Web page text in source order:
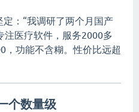
：“我调研了两个月国产
注医疗软件，服务2000多
，功能不含糊。性价比远超
个数量级